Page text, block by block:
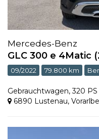
Mercedes-Benz
GLC 300 e 4Matic
09/2022 79.800 km
Gebrauchtwagen,320 PS
6890 Lustenau,